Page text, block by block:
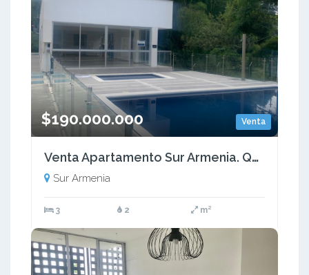
Venta
$190.000.000
Venta Apartamento Sur Armenia. Quindio - Colombia COD: 9299589
Sur Armenia
3 2 m²